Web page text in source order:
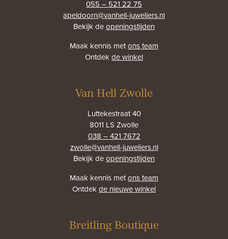
055 – 521 22 75
apeldoorn@vanhell-juweliers.nl
Bekijk deopeningstijden
Maak kennis metons team
Ontdekde winkel
Van Hell Zwolle
Luttekestraat 40
8011 LS Zwolle
038 – 421 7672
zwolle@vanhell-juweliers.nl
Bekijk deopeningstijden
Maak kennis metons team
Ontdekde nieuwe winkel
Breitling Boutique